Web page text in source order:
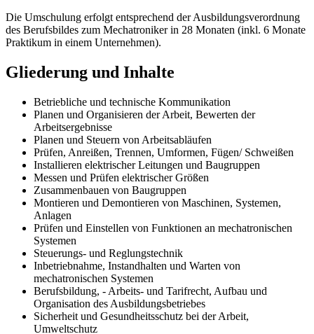
Die Umschulung erfolgt entsprechend der Ausbildungsverordnung
des Berufsbildes zum Mechatroniker in 28 Monaten (inkl. 6 Monate
Praktikum in einem Unternehmen).
Gliederung und Inhalte
Betriebliche und technische Kommunikation
Planen und Organisieren der Arbeit, Bewerten der
Arbeitsergebnisse
Planen und Steuern von Arbeitsabläufen
Prüfen, Anreißen, Trennen, Umformen, Fügen/ Schweißen
Installieren elektrischer Leitungen und Baugruppen
Messen und Prüfen elektrischer Größen
Zusammenbauen von Baugruppen
Montieren und Demontieren von Maschinen, Systemen,
Anlagen
Prüfen und Einstellen von Funktionen an mechatronischen
Systemen
Steuerungs- und Reglungstechnik
Inbetriebnahme, Instandhalten und Warten von
mechatronischen Systemen
Berufsbildung, - Arbeits- und Tarifrecht, Aufbau und
Organisation des Ausbildungsbetriebes
Sicherheit und Gesundheitsschutz bei der Arbeit,
Umweltschutz